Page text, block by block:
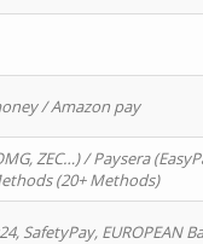
/ Amazon pay
ZEC…) / Paysera
(20+ Methods)
SafetyPay, EUROPEAN